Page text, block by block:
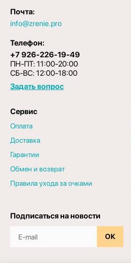
Почта:
info@zrenie.pro
Телефон:
+7 926-226-19-49
ПН-ПТ: 11:00-20:00
СБ-ВС: 12:00-18:00
Задать вопрос
Сервис
Оплата
Доставка
Гарантии
Обмен и возврат
Правила ухода за очками
Подписаться на новости
ОК